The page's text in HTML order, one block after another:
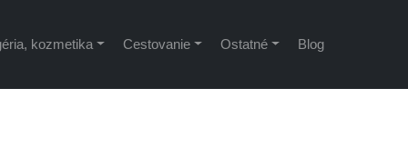
kozmetika Cestovanie Ostatné Blog